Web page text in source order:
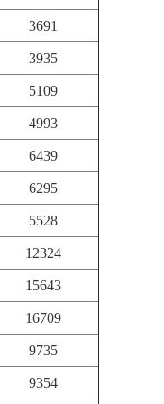
3691
3935
5109
4993
6439
6295
5528
12324
15643
16709
9735
9354